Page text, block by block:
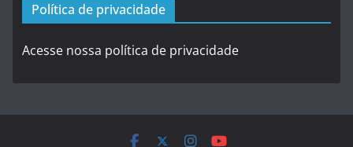
Política de privacidade
Acesse nossa política de privacidade